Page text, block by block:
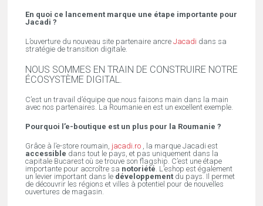
En quoi ce lancement marque une étape importante pour
Jacadi ?
L’ouverture du nouveau site partenaire ancre Jacadi dans sa
stratégie de transition digitale.
NOUS SOMMES EN TRAIN DE CONSTRUIRE NOTRE
ÉCOSYSTÈME DIGITAL.
C’est un travail d’équipe que nous faisons main dans la main
avec nos partenaires. La Roumanie en est un excellent exemple.
Pourquoi l’e-boutique est un plus pour la Roumanie ?
Grâce à l’e-store roumain, jacadi.ro , la marque Jacadi est
accessible dans tout le pays, et pas uniquement dans la
capitale Bucarest où se trouve son flagship. C’est une étape
importante pour accroître sa notoriété. L’eshop est également
un levier important dans le développement du pays. Il permet
de découvrir les régions et villes à potentiel pour de nouvelles
ouvertures de magasin.